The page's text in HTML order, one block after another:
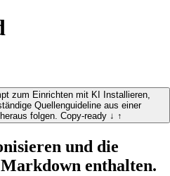
zum Einrichten mit KI
Installieren,
Quellenguideline aus einer
folgen. Copy-ready ↓ ↑
und die
enthalten.